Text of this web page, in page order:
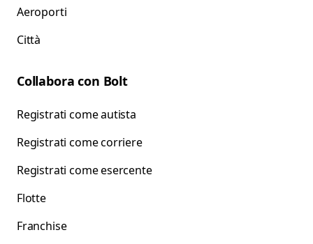
Aeroporti
Città
Collabora con Bolt
Registrati come autista
Registrati come corriere
Registrati come esercente
Flotte
Franchise